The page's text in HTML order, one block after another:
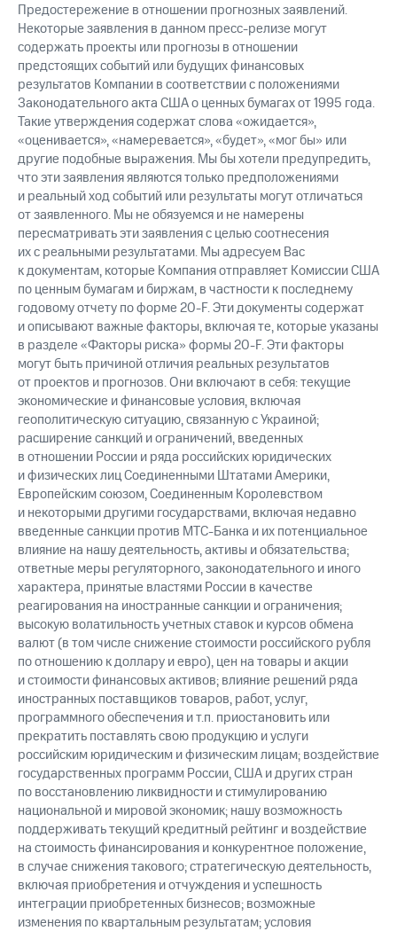
Предостережение в отношении прогнозных заявлений.
Некоторые заявления в данном пресс-релизе могут
содержать проекты или прогнозы в отношении
предстоящих событий или будущих финансовых
результатов Компании в соответствии с положениями
Законодательного акта США о ценных бумагах от 1995 года.
Такие утверждения содержат слова «ожидается»,
«оценивается», «намеревается», «будет», «мог бы» или
другие подобные выражения. Мы бы хотели предупредить,
что эти заявления являются только предположениями
и реальный ход событий или результаты могут отличаться
от заявленного. Мы не обязуемся и не намерены
пересматривать эти заявления с целью соотнесения
их с реальными результатами. Мы адресуем Вас
к документам, которые Компания отправляет Комиссии США
по ценным бумагам и биржам, в частности к последнему
годовому отчету по форме 20-F. Эти документы содержат
и описывают важные факторы, включая те, которые указаны
в разделе «Факторы риска» формы 20-F. Эти факторы
могут быть причиной отличия реальных результатов
от проектов и прогнозов. Они включают в себя: текущие
экономические и финансовые условия, включая
геополитическую ситуацию, связанную с Украиной;
расширение санкций и ограничений, введенных
в отношении России и ряда российских юридических
и физических лиц Соединенными Штатами Америки,
Европейским союзом, Соединенным Королевством
и некоторыми другими государствами, включая недавно
введенные санкции против МТС-Банка и их потенциальное
влияние на нашу деятельность, активы и обязательства;
ответные меры регуляторного, законодательного и иного
характера, принятые властями России в качестве
реагирования на иностранные санкции и ограничения;
высокую волатильность учетных ставок и курсов обмена
валют (в том числе снижение стоимости российского рубля
по отношению к доллару и евро), цен на товары и акции
и стоимости финансовых активов; влияние решений ряда
иностранных поставщиков товаров, работ, услуг,
программного обеспечения и т.п. приостановить или
прекратить поставлять свою продукцию и услуги
российским юридическим и физическим лицам; воздействие
государственных программ России, США и других стран
по восстановлению ликвидности и стимулированию
национальной и мировой экономик; нашу возможность
поддерживать текущий кредитный рейтинг и воздействие
на стоимость финансирования и конкурентное положение,
в случае снижения такового; стратегическую деятельность,
включая приобретения и отчуждения и успешность
интеграции приобретенных бизнесов; возможные
изменения по квартальным результатам; условия